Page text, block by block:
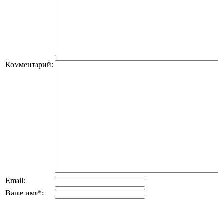
Комментарий:
Email:
Ваше имя*: